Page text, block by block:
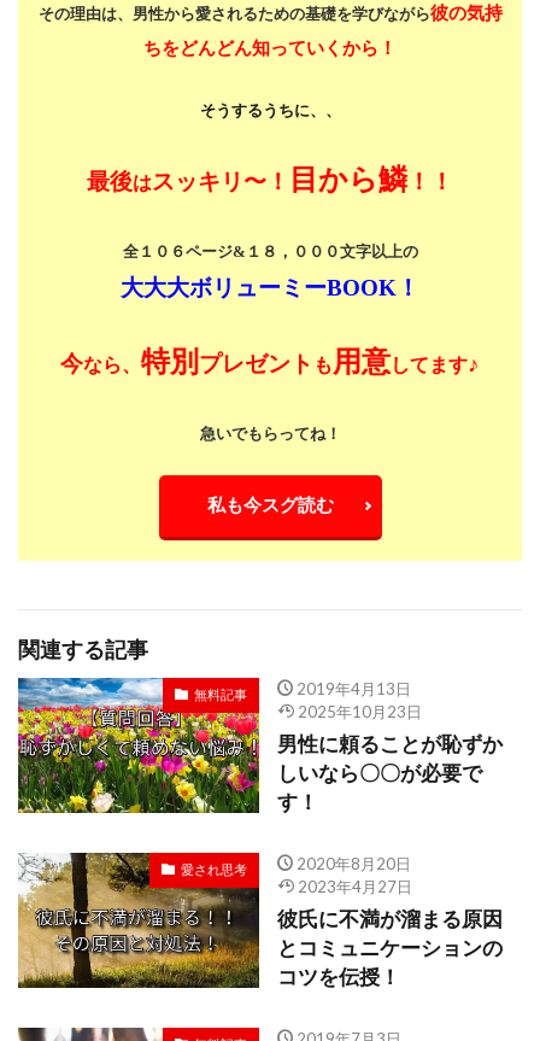
その理由は、男性から愛されるための基礎を学びながら彼の気持
ちをどんどん知っていくから！
そうするうちに、、
最後はスッキリ〜！ 目から鱗！！
全１０６ページ&１８，０００文字以上の
大大大ボリューミーBOOK！
今なら、 特別 プレゼント も 用意してます♪
急いでもらってね！
私も今スグ読む
関連する記事
無料記事
2019年4月13日
2025年10月23日
男性に頼ることが恥ずか
しいなら〇〇が必要で
す！
愛され思考
2020年8月20日
2023年4月27日
彼氏に不満が溜まる原因
とコミュニケーションの
コツを伝授！